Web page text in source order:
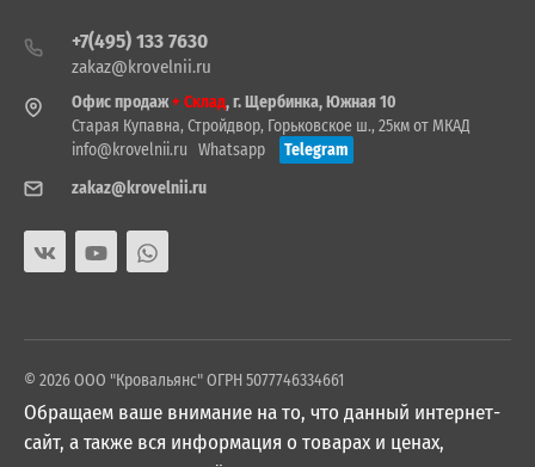
+7(495) 133 7630
zakaz@krovelnii.ru
Офис продаж+ Склад, г. Щербинка, Южная 10
Старая Купавна, Стройдвор, Горьковское ш., 25км от МКАД
info@krovelnii.ru Whatsapp
Telegram
zakaz@krovelnii.ru
© 2026 ООО "Кровальянс" ОГРН 5077746334661
Обращаем ваше внимание на то, что данный интернет-
сайт, а также вся информация о товарах и ценах,